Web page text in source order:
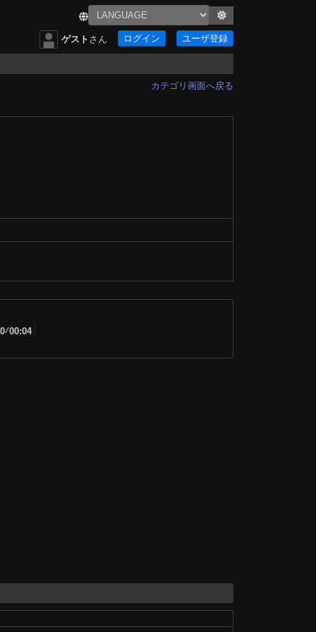
ゲスト さん ログイン ユーザ登録
カテゴリ画面へ戻る
/00:04